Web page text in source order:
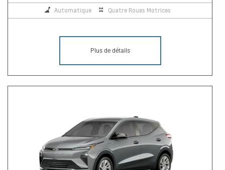
Automatique Quatre Roues Motrices
Plus de détails